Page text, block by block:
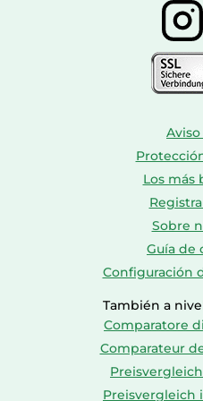
Los más
Sobre
Guía de
Configuración
También a
Comparatore
Comparateur
Preisvergleich